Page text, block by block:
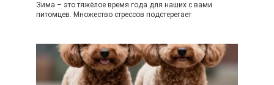
Зима – это тяжёлое время года для наших с вами
питомцев. Множество стрессов подстерегает